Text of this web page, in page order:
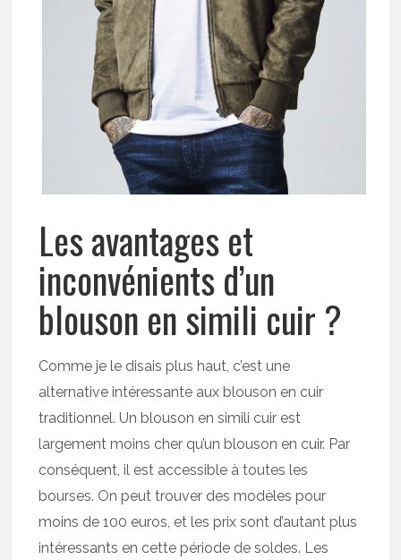
Les avantages et
inconvénients d’un
blouson en simili cuir ?
Comme je le disais plus haut, c’est une
alternative intéressante aux blouson en cuir
traditionnel. Un blouson en simili cuir est
largement moins cher qu’un blouson en cuir. Par
conséquent, il est accessible à toutes les
bourses. On peut trouver des modèles pour
moins de 100 euros, et les prix sont d’autant plus
intéressants en cette période de soldes. Les